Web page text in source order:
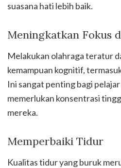
suasana hati lebih baik.
Meningkatkan Fokus
Melakukan olahraga teratur
kemampuan kognitif,
Ini sangat penting bagi
memerlukan konsentrasi
mereka.
Memperbaiki Tidur
Kualitas tidur yang buruk